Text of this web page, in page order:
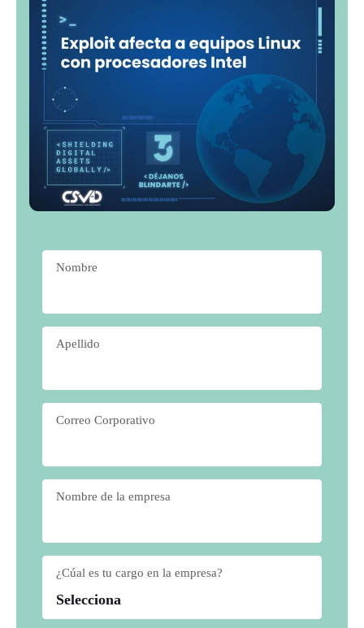
Nombre
Apellido
Correo Corporativo
Nombre de la empresa
¿Cúal es tu cargo en la empresa?